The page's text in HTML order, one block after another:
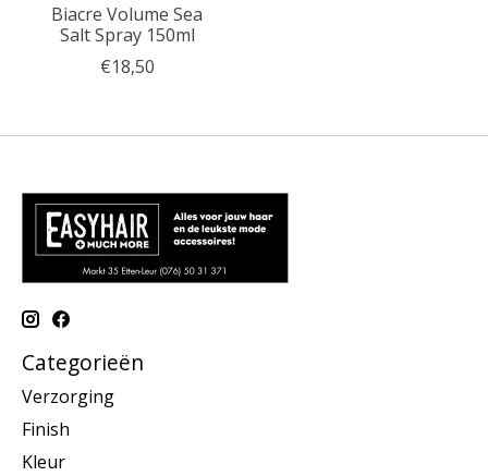
Biacre Volume Sea
Salt Spray 150ml
€18,50
Categorieën
Verzorging
Finish
Kleur